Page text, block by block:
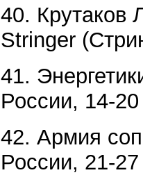
40.
Stringer
41.
России, 14-
42. Армия
России, 21-